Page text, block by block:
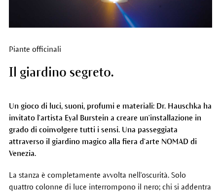
Piante officinali
Il giardino segreto.
Un gioco di luci, suoni, profumi e materiali: Dr. Hauschka ha
invitato l'artista Eyal Burstein a creare un'installazione in
grado di coinvolgere tutti i sensi. Una passeggiata
attraverso il giardino magico alla fiera d'arte NOMAD di
Venezia.
La stanza è completamente avvolta nell'oscurità. Solo
quattro colonne di luce interrompono il nero; chi si addentra